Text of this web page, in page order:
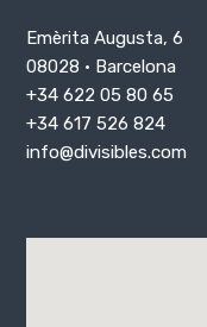
Emèrita Augusta, 6
08028 · Barcelona
+34 622 05 80 65
+34 617 526 824
info@divisibles.com